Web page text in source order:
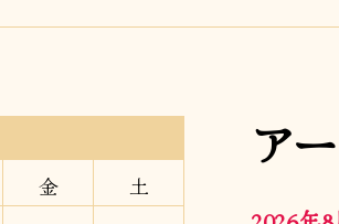
金
土
ア